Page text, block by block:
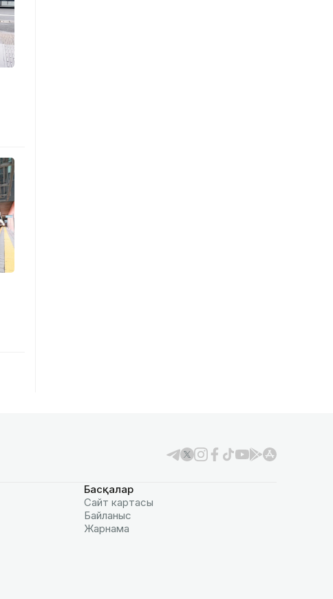
Басқалар
Сайт картасы
Байланыс
Жарнама